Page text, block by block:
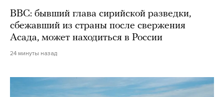
BBC: бывший глава сирийской разведки,
сбежавший из страны после свержения
Асада, может находиться в России
24 минуты назад